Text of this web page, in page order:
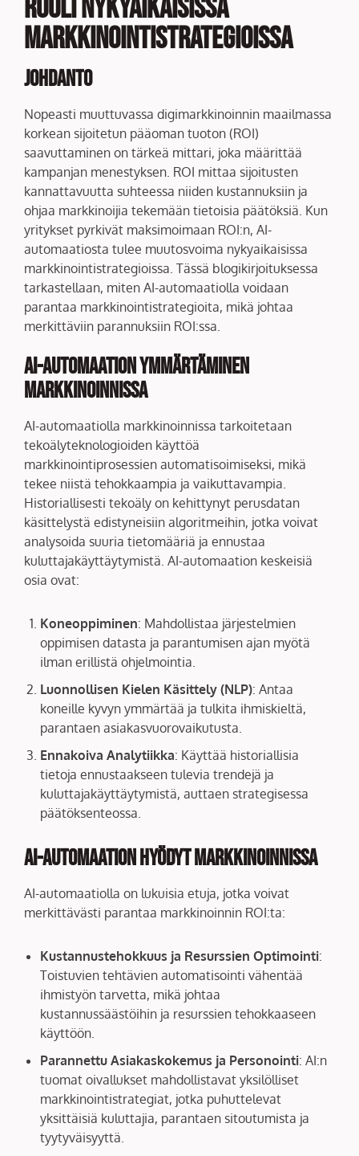
Rooli Nykyaikaisissa
Markkinointistrategioissa
Johdanto
Nopeasti muuttuvassa digimarkkinoinnin maailmassa
korkean sijoitetun pääoman tuoton (ROI)
saavuttaminen on tärkeä mittari, joka määrittää
kampanjan menestyksen. ROI mittaa sijoitusten
kannattavuutta suhteessa niiden kustannuksiin ja
ohjaa markkinoijia tekemään tietoisia päätöksiä. Kun
yritykset pyrkivät maksimoimaan ROI:n, AI-
automaatiosta tulee muutosvoima nykyaikaisissa
markkinointistrategioissa. Tässä blogikirjoituksessa
tarkastellaan, miten AI-automaatiolla voidaan
parantaa markkinointistrategioita, mikä johtaa
merkittäviin parannuksiin ROI:ssa.
AI-automaation Ymmärtäminen
Markkinoinnissa
AI-automaatiolla markkinoinnissa tarkoitetaan
tekoälyteknologioiden käyttöä
markkinointiprosessien automatisoimiseksi, mikä
tekee niistä tehokkaampia ja vaikuttavampia.
Historiallisesti tekoäly on kehittynyt perusdatan
käsittelystä edistyneisiin algoritmeihin, jotka voivat
analysoida suuria tietomääriä ja ennustaa
kuluttajakäyttäytymistä. AI-automaation keskeisiä
osia ovat:
Koneoppiminen: Mahdollistaa järjestelmien
oppimisen datasta ja parantumisen ajan myötä
ilman erillistä ohjelmointia.
Luonnollisen Kielen Käsittely (NLP): Antaa
koneille kyvyn ymmärtää ja tulkita ihmiskieltä,
parantaen asiakasvuorovaikutusta.
Ennakoiva Analytiikka: Käyttää historiallisia
tietoja ennustaakseen tulevia trendejä ja
kuluttajakäyttäytymistä, auttaen strategisessa
päätöksenteossa.
AI-automaation Hyödyt Markkinoinnissa
AI-automaatiolla on lukuisia etuja, jotka voivat
merkittävästi parantaa markkinoinnin ROI:ta:
Kustannustehokkuus ja Resurssien Optimointi:
Toistuvien tehtävien automatisointi vähentää
ihmistyön tarvetta, mikä johtaa
kustannussäästöihin ja resurssien tehokkaaseen
käyttöön.
Parannettu Asiakaskokemus ja Personointi: AI:n
tuomat oivallukset mahdollistavat yksilölliset
markkinointistrategiat, jotka puhuttelevat
yksittäisiä kuluttajia, parantaen sitoutumista ja
tyytyväisyyttä.